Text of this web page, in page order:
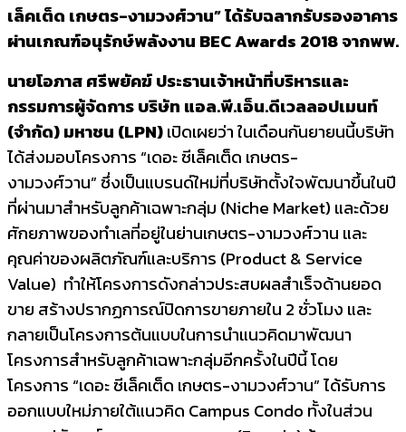
เล็คเต็ด เกษตร-งามวงศ์วาน” ได้รับฉลากรับรองอาคาร
ผ่านเกณฑ์อนุรักษ์พลังงาน BEC Awards 2018 จากพพ.
นายโอภาส ศรีพยัคฆ์ ประธานเจ้าหน้าที่บริหารและ
กรรมการผู้จัดการ บริษัท แอล.พี.เอ็น.ดีเวลลอปเมนท์
(จำกัด) มหาชน (LPN)เปิดเผยว่า ในเดือนกันยายนนี้บริษัท
ได้ส่งมอบโครงการ “เดอะ ซีเล็คเต็ด เกษตร-
งามวงศ์วาน” ซึ่งเป็นแบรนด์ใหม่ที่บริษัทตั้งใจพัฒนาขึ้นในปี
ที่ผ่านมาสำหรับลูกค้าเฉพาะกลุ่ม (Niche Market) และด้วย
ศักยภาพของทำเลที่อยู่ในย่านเกษตร-งามวงศ์วาน และ
คุณค่าของผลิตภัณฑ์และบริการ (Product & Service
Value) ทำให้โครงการดังกล่าวประสบผลสำเร็จด้านยอด
ขาย สร้างปรากฏการณ์ปิดการขายภายใน 2 ชั่วโมง และ
กลายเป็นโครงการต้นแบบในการนำแนวคิดมาพัฒนา
โครงการสำหรับลูกค้าเฉพาะกลุ่มอีกครั้งในปีนี้ โดย
โครงการ “เดอะ ซีเล็คเต็ด เกษตร-งามวงศ์วาน” ได้รับการ
ออกแบบใหม่ภายใต้แนวคิด Campus Condo ทั้งในส่วน